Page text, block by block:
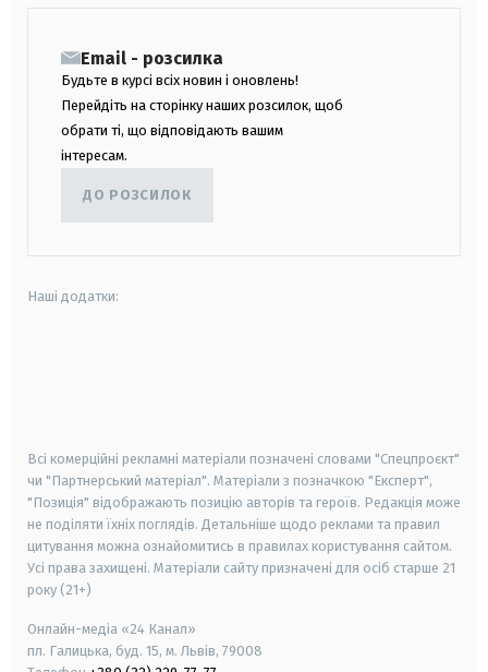
Email - розсилка
Будьте в курсі всіх новин і оновлень!
Перейдіть на сторінку наших розсилок, щоб
обрати ті, що відповідають вашим
інтересам.
ДО РОЗСИЛОК
Наші додатки:
Всі комерційні рекламні матеріали позначені словами "Спецпроєкт"
чи "Партнерський матеріал". Матеріали з позначкою "Експерт",
"Позиція" відображають позицію авторів та героїв. Редакція може
не поділяти їхніх поглядів. Детальніше щодо реклами та правил
цитування можна ознайомитись в правилах користування сайтом.
Усі права захищені. Матеріали сайту призначені для осіб старше 21
року (21+)
Онлайн-медіа «24 Канал»
пл. Галицька, буд. 15, м. Львів, 79008